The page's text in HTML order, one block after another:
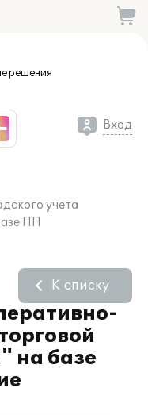
решения
Вход
учета
ПП
на базе
К списку